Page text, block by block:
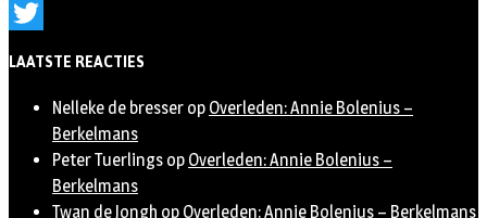
Instagram
LAATSTE REACTIES
Nelleke de bresser op Overleden: Annie Bolenius –
Berkelmans
Peter Tuerlings op Overleden: Annie Bolenius –
Berkelmans
Twan de Jongh op Overleden: Annie Bolenius – Berkelmans